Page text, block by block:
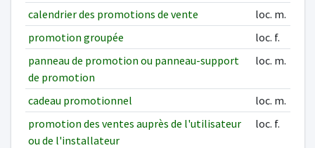
calendrier des promotions de vente
loc. m.
promotion groupée
loc. f.
panneau de promotion ou panneau-support
de promotion
loc. m.
cadeau promotionnel
loc. m.
promotion des ventes auprès de l'utilisateur
ou de l'installateur
loc. f.